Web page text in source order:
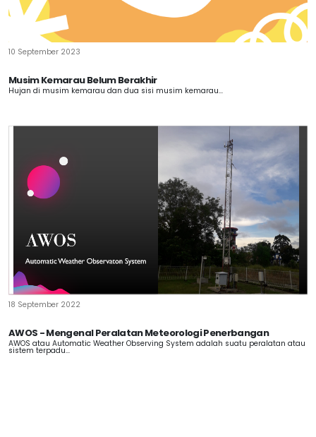
10 September 2023
Musim Kemarau Belum Berakhir
Hujan di musim kemarau dan dua sisi musim kemarau...
18 September 2022
AWOS - Mengenal Peralatan Meteorologi Penerbangan
AWOS atau Automatic Weather Observing System adalah suatu peralatan atau
sistem terpadu...